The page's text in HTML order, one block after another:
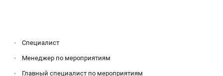
Специалист
Менеджер по мероприятиям
Главный специалист по мероприятиям